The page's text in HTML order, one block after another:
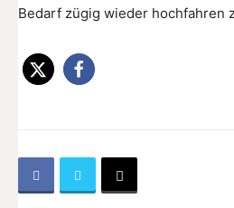
Bedarf zügig wieder hochfahren